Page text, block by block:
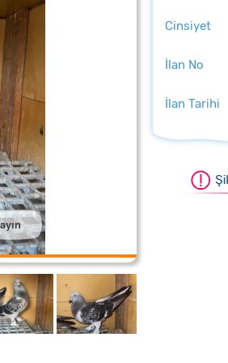
için üzerine tıklayın
için üzerine tıklayın
için üzerine tıklayın
için üzerine tıklayın
Cinsiyet
İlan No
İlan Tarihi